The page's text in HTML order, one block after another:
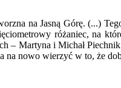
na Jasną Górę. (...)
różaniec, na
Martyna i Michał
na nowo wierzyć w to, że